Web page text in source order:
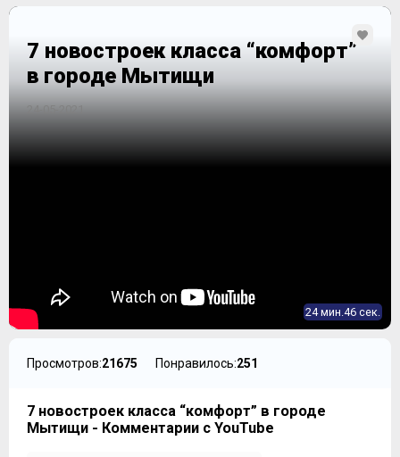
7 новостроек класса “комфорт”
в городе Мытищи
24 мин.46 сек.
Просмотров:21675 Понравилось:251
7 новостроек класса “комфорт” в городе
Мытищи - Комментарии с YouTube